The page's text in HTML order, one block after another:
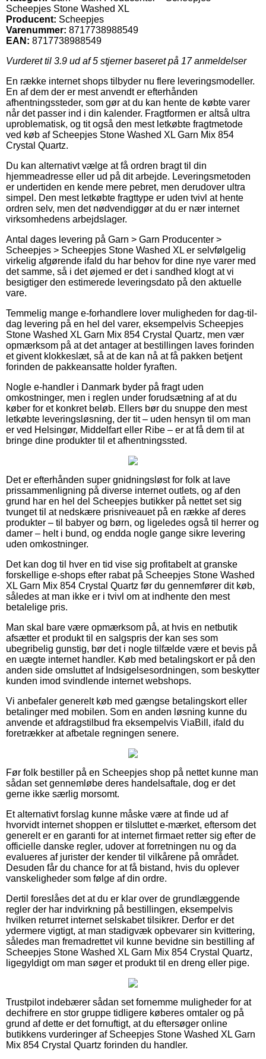
Scheepjes Stone Washed XL
Producent: Scheepjes
Varenummer: 8717738988549
EAN: 8717738988549
Vurderet til 3.9 ud af 5 stjerner baseret på 17anmeldelser
En række internet shops tilbyder nu flere leveringsmodeller.
En af dem der er mest anvendt er efterhånden
afhentningssteder, som gør at du kan hente de købte varer
når det passer ind i din kalender. Fragtformen er altså ultra
uproblematisk, og tit også den mest letkøbte fragtmetode
ved køb af Scheepjes Stone Washed XL Garn Mix 854
Crystal Quartz.
Du kan alternativt vælge at få ordren bragt til din
hjemmeadresse eller ud på dit arbejde. Leveringsmetoden
er undertiden en kende mere pebret, men derudover ultra
simpel. Den mest letkøbte fragttype er uden tvivl at hente
ordren selv, men det nødvendiggør at du er nær internet
virksomhedens arbejdslager.
Antal dages levering på Garn > Garn Producenter >
Scheepjes > Scheepjes Stone Washed XL er selvfølgelig
virkelig afgørende ifald du har behov for dine nye varer med
det samme, så i det øjemed er det i sandhed klogt at vi
besigtiger den estimerede leveringsdato på den aktuelle
vare.
Temmelig mange e-forhandlere lover muligheden for dag-til-
dag levering på en hel del varer, eksempelvis Scheepjes
Stone Washed XL Garn Mix 854 Crystal Quartz, men vær
opmærksom på at det antager at bestillingen laves forinden
et givent klokkeslæt, så at de kan nå at få pakken betjent
forinden de pakkeansatte holder fyraften.
Nogle e-handler i Danmark byder på fragt uden
omkostninger, men i reglen under forudsætning af at du
køber for et konkret beløb. Ellers bør du snuppe den mest
letkøbte leveringsløsning, der tit – uden hensyn til om man
er ved Helsingør, Middelfart eller Ribe – er at få dem til at
bringe dine produkter til et afhentningssted.
Det er efterhånden super gnidningsløst for folk at lave
prissammenligning på diverse internet outlets, og af den
grund har en hel del Scheepjes butikker på nettet set sig
tvunget til at nedskære prisniveauet på en række af deres
produkter – til babyer og børn, og ligeledes også til herrer og
damer – helt i bund, og endda nogle gange sikre levering
uden omkostninger.
Det kan dog til hver en tid vise sig profitabelt at granske
forskellige e-shops efter rabat på Scheepjes Stone Washed
XL Garn Mix 854 Crystal Quartz før du gennemfører dit køb,
således at man ikke er i tvivl om at indhente den mest
betalelige pris.
Man skal bare være opmærksom på, at hvis en netbutik
afsætter et produkt til en salgspris der kan ses som
ubegribelig gunstig, bør det i nogle tilfælde være et bevis på
en uægte internet handler. Køb med betalingskort er på den
anden side omsluttet af Indsigelsesordningen, som beskytter
kunden imod svindlende internet webshops.
Vi anbefaler generelt køb med gængse betalingskort eller
betalinger med mobilen. Som en anden løsning kunne du
anvende et afdragstilbud fra eksempelvis ViaBill, ifald du
foretrækker at afbetale regningen senere.
Før folk bestiller på en Scheepjes shop på nettet kunne man
sådan set gennemløbe deres handelsaftale, dog er det
gerne ikke særlig morsomt.
Et alternativt forslag kunne måske være at finde ud af
hvorvidt internet shoppen er tilsluttet e-mærket, eftersom det
generelt er en garanti for at internet firmaet retter sig efter de
officielle danske regler, udover at forretningen nu og da
evalueres af jurister der kender til vilkårene på området.
Desuden får du chance for at få bistand, hvis du oplever
vanskeligheder som følge af din ordre.
Dertil foreslåes det at du er klar over de grundlæggende
regler der har indvirkning på bestillingen, eksempelvis
hvilken returret internet selskabet tilsikrer. Derfor er det
ydermere vigtigt, at man stadigvæk opbevarer sin kvittering,
således man fremadrettet vil kunne bevidne sin bestilling af
Scheepjes Stone Washed XL Garn Mix 854 Crystal Quartz,
ligegyldigt om man søger et produkt til en dreng eller pige.
Trustpilot indebærer sådan set fornemme muligheder for at
dechifrere en stor gruppe tidligere køberes omtaler og på
grund af dette er det fornuftigt, at du eftersøger online
butikkens vurderinger af Scheepjes Stone Washed XL Garn
Mix 854 Crystal Quartz forinden du handler.